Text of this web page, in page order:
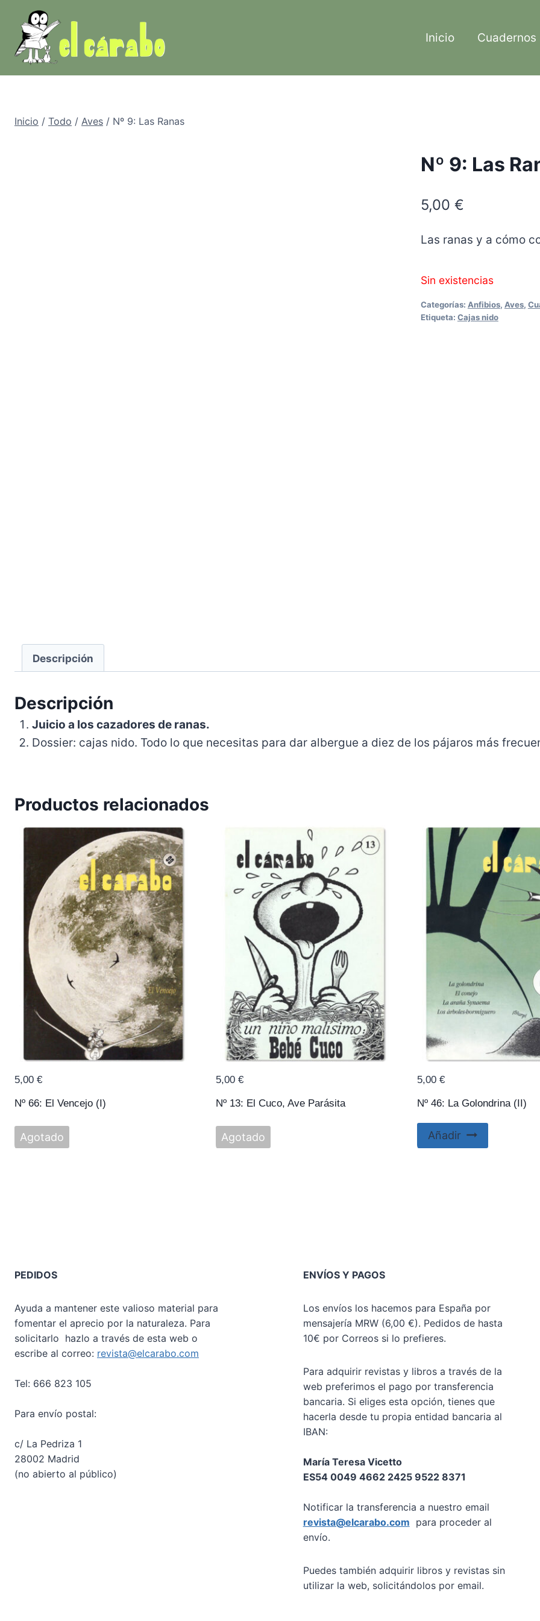
contenido
Inicio Cuadernos
Inicio / Todo / Aves / Nº 9: Las Ranas
Nº 9: Las
5,00 €
Las ranas y a cómo
Sin existencias
Categorías: Anfibios, Aves,
Etiqueta: Cajas nido
Descripción
Descripción
Juicio a los cazadores de ranas.
Dossier: cajas nido. Todo lo que necesitas para dar albergue a diez de los pájaros más
Productos relacionados
Nº 66: El Vencejo (I)
5,00 €
Agotado
Nº 13: El Cuco, Ave Parásita
5,00 €
Agotado
Nº 46: La Golondrina (II)
5,00 €
Añadir
PEDIDOS
Ayuda a mantener este valioso material para
fomentar el aprecio por la naturaleza. Para
solicitarlo hazlo a través de esta web o
escribe al correo: revista@elcarabo.com
Tel: 666 823 105
Para envío postal:
c/ La Pedriza 1
28002 Madrid
(no abierto al público)
ENVÍOS Y PAGOS
Los envíos los hacemos para España por
mensajería MRW (6,00 €). Pedidos de hasta
10€ por Correos si lo prefieres.
Para adquirir revistas y libros a través de la
web preferimos el pago por transferencia
bancaria. Si eliges esta opción, tienes que
hacerla desde tu propia entidad bancaria al
IBAN:
María Teresa Vicetto
ES54 0049 4662 2425 9522 8371
Notificar la transferencia a nuestro email
revista@elcarabo.com para proceder al
envío.
Puedes también adquirir libros y revistas sin
utilizar la web, solicitándolos por email.